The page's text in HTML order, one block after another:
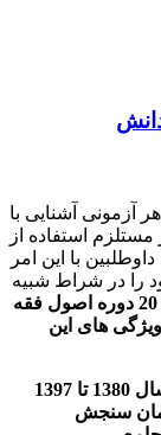
آزمونی آشنایی با
استفاده از
با این امر
را در شراط شبیه
جهت سهولت مراجعه به کتاب 20 دوره اصول فقه
های این
گرداوری 20 دوره سوالات اصول فقه از سال 1380 تا 1397
سنجش